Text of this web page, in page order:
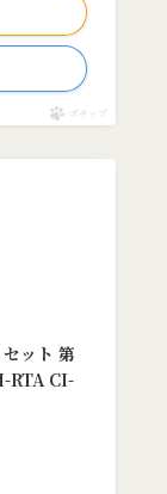
ポチップ
ット 第
RTA CI-